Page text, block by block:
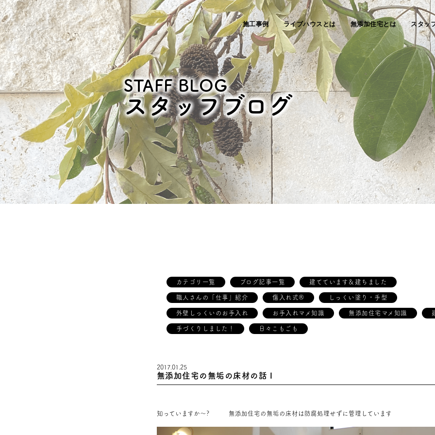
施工事例 ライブハウスとは 無添加住宅とは スタッ
STAFF BLOG
スタッフブログ
カテゴリ一覧 ブログ記事一覧 建てています＆建ちました
職人さんの「仕事」紹介 傷入れ式® しっくい塗り・手型
外壁しっくいのお手入れ お手入れマメ知識 無添加住宅マメ知識
手づくりしました！ 日々こもごも
2017.01.25
無添加住宅の無垢の床材の話Ⅰ
知っていますか～? 無添加住宅の無垢の床材は防腐処理せずに管理しています